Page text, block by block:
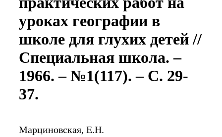
уроках географии в
школе для глухих детей //
Специальная школа. –
1966. – №1(117). – С. 29-
37.
Марциновская, Е.Н.